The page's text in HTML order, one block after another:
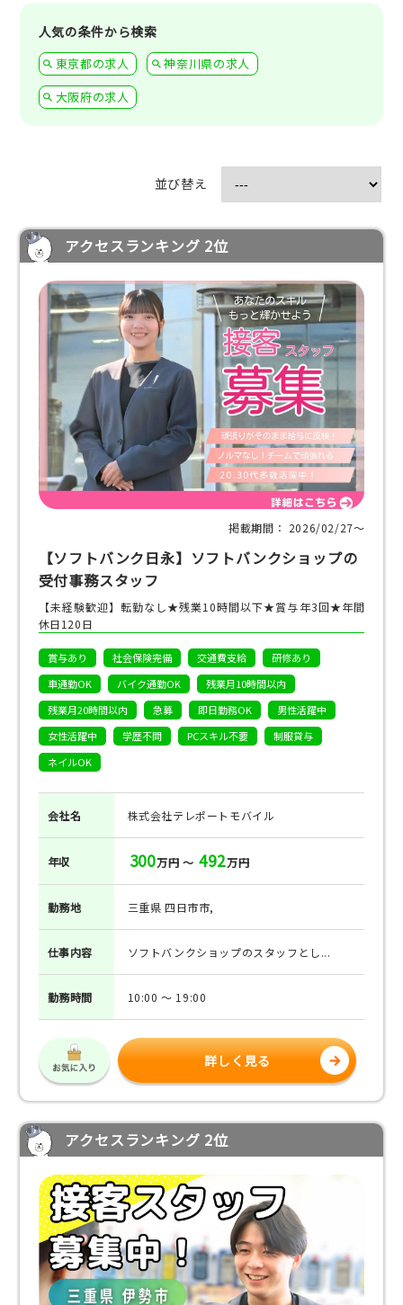
人気の条件から検索
東京都の求人
神奈川県の求人
大阪府の求人
並び替え
アクセスランキング 2位
掲載期間： 2026/02/27〜
【ソフトバンク日永】ソフトバンクショップの
受付事務スタッフ
【未経験歓迎】転勤なし★残業10時間以下★賞与年3回★年間
休日120日
賞与あり 社会保険完備 交通費支給
研修あり
車通勤OK
バイク通勤OK
残業月10時間以内
残業月20時間以内
急募 即日勤務OK
男性活躍中
女性活躍中
学歴不問 PCスキル不要
制服貸与
ネイルOK
会社名 株式会社テレポートモバイル
年収 300万円 ～ 492万円
勤務地 三重県 四日市市,
仕事内容 ソフトバンクショップのスタッフとし...
勤務時間 10:00 ～ 19:00
詳しく見る
アクセスランキング 2位